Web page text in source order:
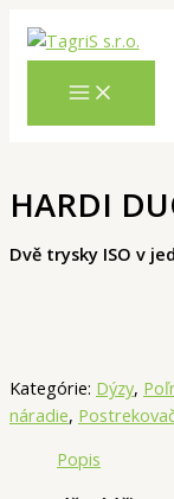
obsah
HARDI
Dvě trysky ISO v
Kategórie: Dýzy,
náradie,
Popis